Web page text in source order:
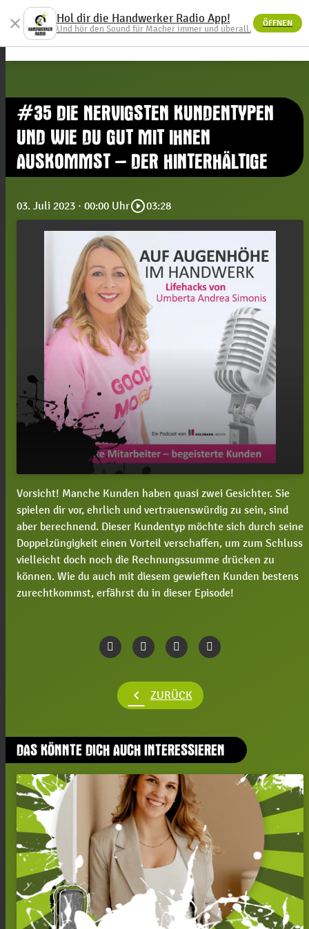
menu
#35 DIE NERVIGSTEN KUNDENTYPEN
UND WIE DU GUT MIT IHNEN
AUSKOMMST – DER HINTERHÄLTIGE
03. Juli 2023 · 00:00 Uhrplay_circle_outline03:28
play_arrow #35 Die nervigsten Kundentypen und wie du gut
mit Ihnen auskommst – der Hinterhältige
00:00 03:28
Vorsicht! Manche Kunden haben quasi zwei Gesichter. Sie
spielen dir vor, ehrlich und vertrauenswürdig zu sein, sind
aber berechnend. Dieser Kundentyp möchte sich durch seine
Doppelzüngigkeit einen Vorteil verschaffen, um zum Schluss
vielleicht doch noch die Rechnungssumme drücken zu
können. Wie du auch mit diesem gewieften Kunden bestens
zurechtkommst, erfährst du in dieser Episode!
chevron_left ZURÜCK
DAS KÖNNTE DICH AUCH INTERESSIEREN
close Hol dir die Handwerker Radio App!
Und hör den Sound für Macher immer und überall.
ÖFFNEN